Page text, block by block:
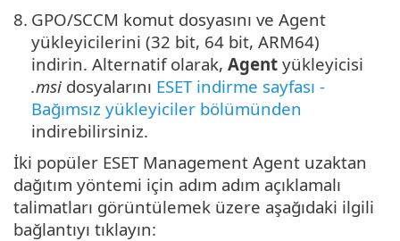
8. GPO/SCCM komut dosyasını ve Agent
yükleyicilerini (32 bit, 64 bit, ARM64)
indirin. Alternatif olarak, Agent yükleyicisi
.msi dosyalarını ESET indirme sayfası -
Bağımsız yükleyiciler bölümünden
indirebilirsiniz.
İki popüler ESET Management Agent uzaktan
dağıtım yöntemi için adım adım açıklamalı
talimatları görüntülemek üzere aşağıdaki ilgili
bağlantıyı tıklayın: